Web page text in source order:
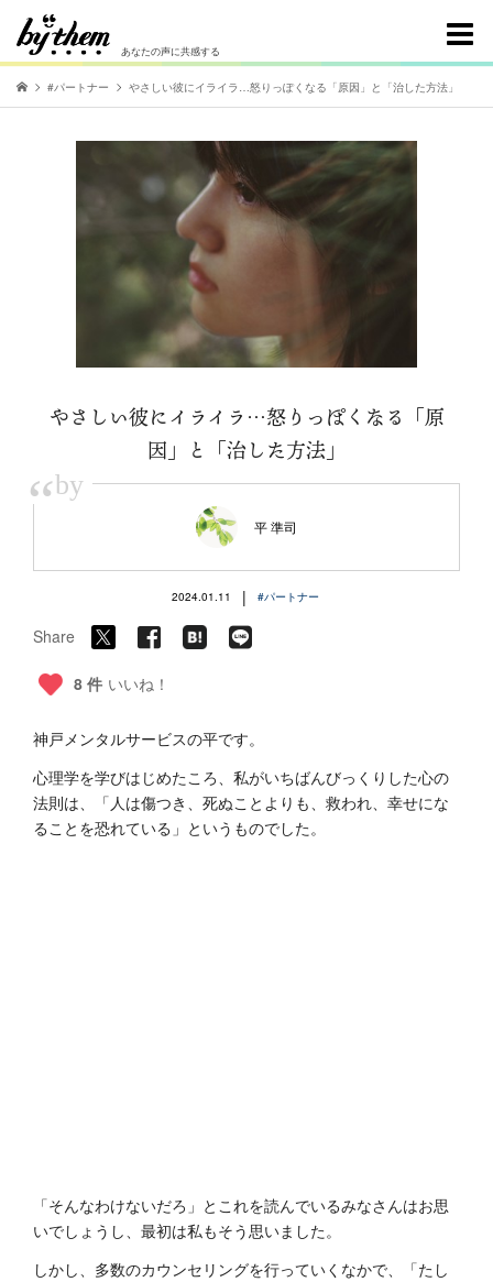
あなたの声に共感する
#パートナー やさしい彼にイライラ…怒りっぽくなる「原因」と「治した方法」
やさしい彼にイライラ…怒りっぽくなる「原
因」と「治した方法」
“by
平 準司
2024.01.11 | #パートナー
Share
8 件 いいね！
神戸メンタルサービスの平です。
心理学を学びはじめたころ、私がいちばんびっくりした心の
法則は、「人は傷つき、死ぬことよりも、救われ、幸せにな
ることを恐れている」というものでした。
「そんなわけないだろ」とこれを読んでいるみなさんはお思
いでしょうし、最初は私もそう思いました。
しかし、多数のカウンセリングを行っていくなかで、「たし